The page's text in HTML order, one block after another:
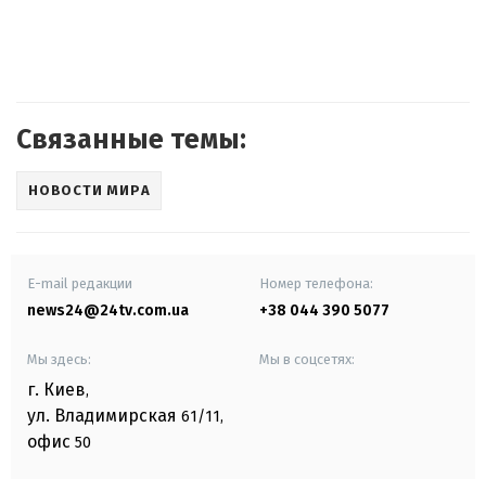
Связанные темы:
НОВОСТИ МИРА
E-mail редакции
news24@24tv.com.ua
Номер телефона:
+38 044 390 5077
Мы здесь:
г. Киев,
ул. Владимирская 61/11,
офис 50
Мы в соцсетях: